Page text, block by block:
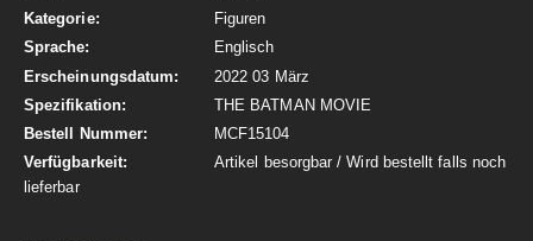
Informationen
Figuren
Englisch
2022 03 März
THE BATMAN MOVIE
MCF15104
Artikel besorgbar / Wird bestellt falls noch
lieferbar